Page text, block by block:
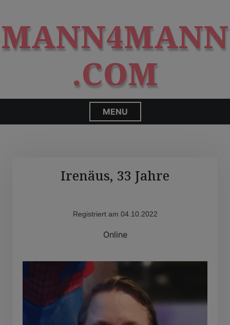
i
p
o
c
n
t
MANN4MANN
.COM
MENU
Irenäus, 33 Jahre
Registriert am 04.10.2022
Online